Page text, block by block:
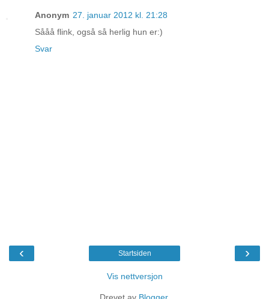
Anonym 27. januar 2012 kl. 21:28
Sååå flink, også så herlig hun er:)
Svar
‹ ›
Startsiden
Vis nettversjon
Drevet av Blogger.